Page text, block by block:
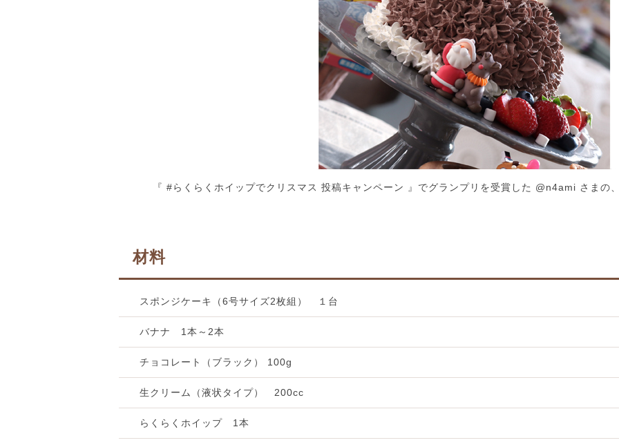
『 #らくらくホイップでクリスマス 投稿キャンペーン 』でグランプリを受賞した @n4ami さまの
材料
スポンジケーキ（6号サイズ2枚組） １台
バナナ 1本～2本
チョコレート（ブラック） 100g
生クリーム（液状タイプ） 200cc
らくらくホイップ 1本